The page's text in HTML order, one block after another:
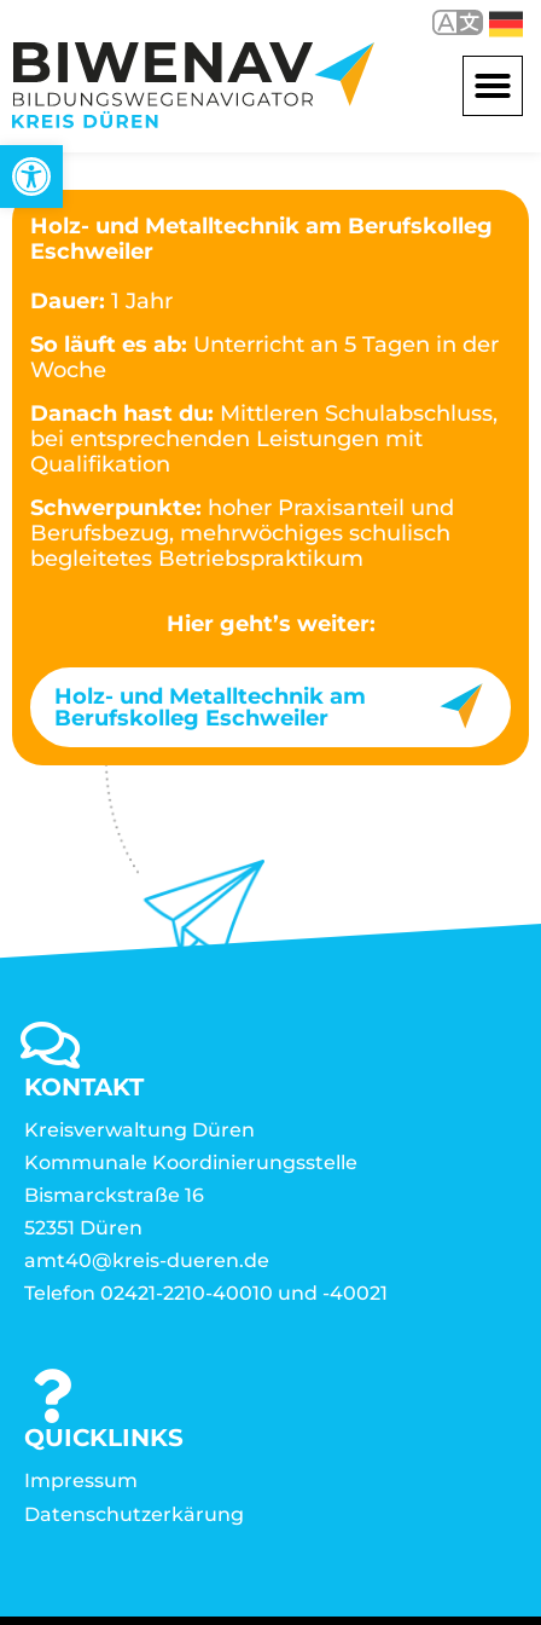
Werkzeugleiste öffnen
Holz- und Metalltechnik am Berufskolleg
Eschweiler
Dauer: 1 Jahr
So läuft es ab: Unterricht an 5 Tagen in der
Woche
Danach hast du: Mittleren Schulabschluss,
bei entsprechenden Leistungen mit
Qualifikation
Schwerpunkte: hoher Praxisanteil und
Berufsbezug, mehrwöchiges schulisch
begleitetes Betriebspraktikum
Hier geht’s weiter:
Holz- und Metalltechnik am
Berufskolleg Eschweiler
KONTAKT
Kreisverwaltung Düren
Kommunale Koordinierungsstelle
Bismarckstraße 16
52351 Düren
amt40@kreis-dueren.de
Telefon 02421-2210-40010 und -40021
QUICKLINKS
Impressum
Datenschutzerkärung